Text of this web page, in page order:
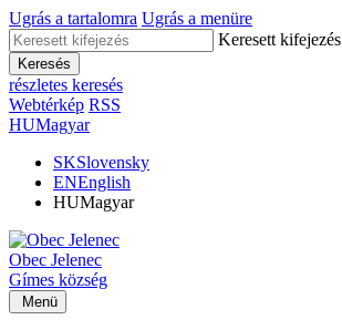
Ugrás a tartalomra Ugrás a menüre
Keresett kifejezés
Keresés
részletes keresés
Webtérkép RSS
HUMagyar
SKSlovensky
ENEnglish
HUMagyar
Obec Jelenec
Gímes község
Menü